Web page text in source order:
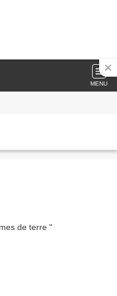
MENU